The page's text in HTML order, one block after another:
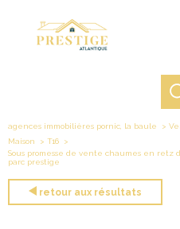
agences immobilières pornic, la baule
Maison
T16
Sous promesse de vente chaumes en retz
parc prestige
retour aux résultats